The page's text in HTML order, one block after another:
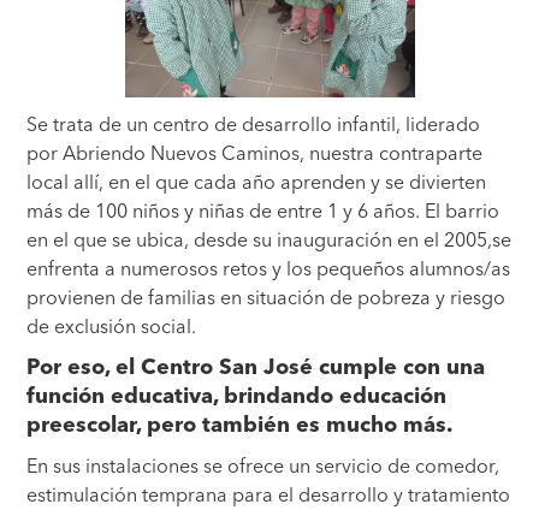
Se trata de un centro de desarrollo infantil, liderado
por Abriendo Nuevos Caminos, nuestra contraparte
local allí, en el que cada año aprenden y se divierten
más de 100 niños y niñas de entre 1 y 6 años. El barrio
en el que se ubica, desde su inauguración en el 2005,se
enfrenta a numerosos retos y los pequeños alumnos/as
provienen de familias en situación de pobreza y riesgo
de exclusión social.
Por eso, el Centro San José cumple con una
función educativa, brindando educación
preescolar, pero también es mucho más.
En sus instalaciones se ofrece un servicio de comedor,
estimulación temprana para el desarrollo y tratamiento